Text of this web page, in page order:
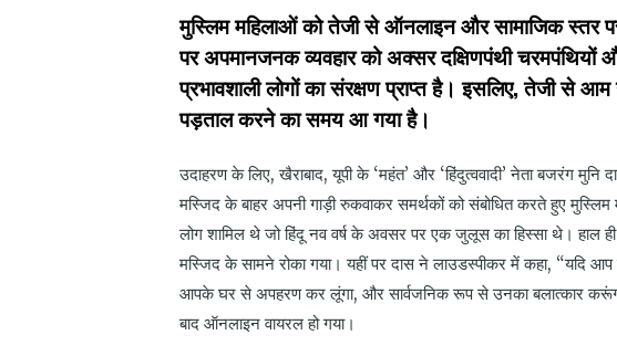
(Opens
in
new
window)
Facebook
(Opens
in
new
window)
WhatsApp
(Opens
in
new
window)
Telegram
(Opens
new
window)
Reddit
(Opens
new
window)
LinkedIn
(Opens
in
new
window)
in
new
window)
मुस्लिम महिलाओं को तेजी से ऑनलाइन और सामाजिक स्तर
पर अपमानजनक व्यवहार को अक्सर दक्षिणपंथी
प्रभावशाली लोगों का संरक्षण प्राप्त है। इसलिए, तेजी से
पड़ताल करने का समय आ गया है।
उदाहरण के लिए, खैराबाद, यूपी के ‘महंत’ और ‘हिंदुत्ववादी’ नेता बजरंग
मस्जिद के बाहर अपनी गाड़ी रुकवाकर समर्थकों को संबोधित करते हुए
लोग शामिल थे जो हिंदू नव वर्ष के अवसर पर एक जुलूस का हिस्सा थे।
मस्जिद के सामने रोका गया। यहीं पर दास ने लाउडस्पीकर में कहा, “यदि
आपके घर से अपहरण कर लूंगा, और सार्वजनिक रूप से उनका बलात्कार
बाद ऑनलाइन वायरल हो गया।